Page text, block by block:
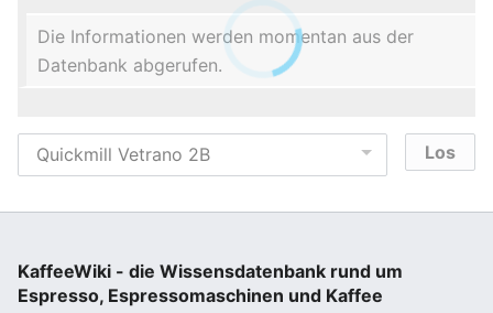
Die Informationen werden momentan aus der
Datenbank abgerufen.
KaffeeWiki - die Wissensdatenbank rund um
Espresso, Espressomaschinen und Kaffee